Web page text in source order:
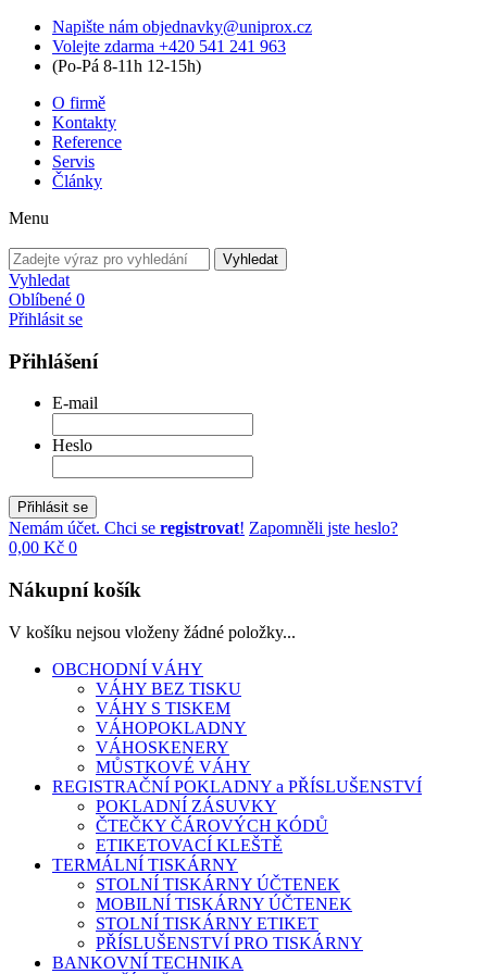
Napište nám objednavky@uniprox.cz
Volejte zdarma +420 541 241 963
(Po-Pá 8-11h 12-15h)
O firmě
Kontakty
Reference
Servis
Články
Menu
Vyhledat
Vyhledat
Oblíbené 0
Přihlásit se
Přihlášení
E-mail
Heslo
Přihlásit se
Nemám účet. Chci se registrovat! Zapomněli jste heslo?
0,00 Kč 0
Nákupní košík
V košíku nejsou vloženy žádné položky...
OBCHODNÍ VÁHY
VÁHY BEZ TISKU
VÁHY S TISKEM
VÁHOPOKLADNY
VÁHOSKENERY
MŮSTKOVÉ VÁHY
REGISTRAČNÍ POKLADNY a PŘÍSLUŠENSTVÍ
POKLADNÍ ZÁSUVKY
ČTEČKY ČÁROVÝCH KÓDŮ
ETIKETOVACÍ KLEŠTĚ
TERMÁLNÍ TISKÁRNY
STOLNÍ TISKÁRNY ÚČTENEK
MOBILNÍ TISKÁRNY ÚČTENEK
STOLNÍ TISKÁRNY ETIKET
PŘÍSLUŠENSTVÍ PRO TISKÁRNY
BANKOVNÍ TECHNIKA